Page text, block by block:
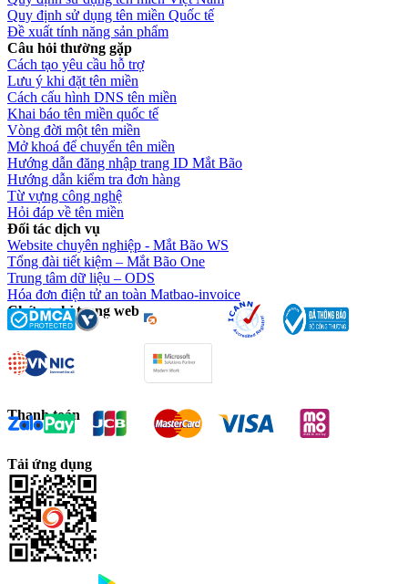
Quy định sử dụng tên miền Quốc tế
Đề xuất tính năng sản phẩm
Câu hỏi thường gặp
Cách tạo yêu cầu hỗ trợ
Lưu ý khi đặt tên miền
Cách cấu hình DNS tên miền
Khai báo tên miền quốc tế
Vòng đời một tên miền
Mở khoá để chuyển tên miền
Hướng dẫn đăng nhập trang ID Mắt Bão
Hướng dẫn kiểm tra đơn hàng
Từ vựng công nghệ
Hỏi đáp về tên miền
Đối tác dịch vụ
Website chuyên nghiệp - Mắt Bão WS
Tổng đài tiết kiệm – Mắt Bão One
Trung tâm dữ liệu – ODS
Hóa đơn điện tử an toàn Matbao-invoice
Chứng chỉ trang web
Thanh toán
Tải ứng dụng